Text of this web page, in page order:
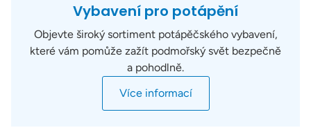
Vybavení pro potápění
Objevte široký sortiment potápěčského vybavení,
které vám pomůže zažít podmořský svět bezpečně
a pohodlně.
Více informací